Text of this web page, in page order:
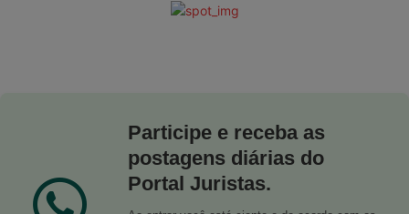
Participe e receba as
postagens diárias do
Portal Juristas.